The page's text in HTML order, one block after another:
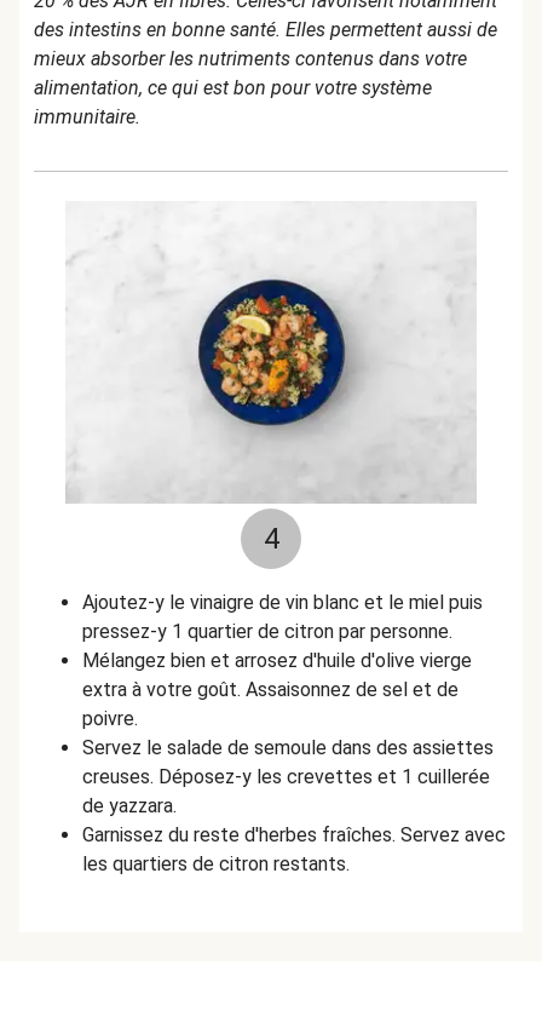
des intestins en bonne santé. Elles permettent aussi de
mieux absorber les nutriments contenus dans votre
alimentation, ce qui est bon pour votre système
immunitaire.
4
Ajoutez-y le vinaigre de vin blanc et le miel puis
pressez-y 1 quartier de citron par personne.
Mélangez bien et arrosez d'huile d'olive vierge
extra à votre goût. Assaisonnez de sel et de
poivre.
Servez le salade de semoule dans des assiettes
creuses. Déposez-y les crevettes et 1 cuillerée
de yazzara.
Garnissez du reste d'herbes fraîches. Servez avec
les quartiers de citron restants.